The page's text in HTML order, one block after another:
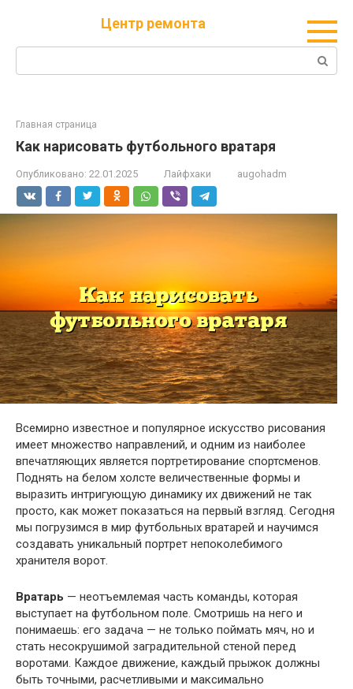
Центр ремонта
Поиск:
Главная страница
Как нарисовать футбольного вратаря
Опубликовано: 22.01.2025 Лайфхаки augohadm
Всемирно известное и популярное искусство рисования
имеет множество направлений, и одним из наиболее
впечатляющих является портретирование спортсменов.
Поднять на белом холсте величественные формы и
выразить интригующую динамику их движений не так
просто, как может показаться на первый взгляд. Сегодня
мы погрузимся в мир футбольных вратарей и научимся
создавать уникальный портрет непоколебимого
хранителя ворот.
Вратарь — неотъемлемая часть команды, которая
выступает на футбольном поле. Смотришь на него и
понимаешь: его задача — не только поймать мяч, но и
стать несокрушимой заградительной стеной перед
воротами. Каждое движение, каждый прыжок должны
быть точными, расчетливыми и максимально